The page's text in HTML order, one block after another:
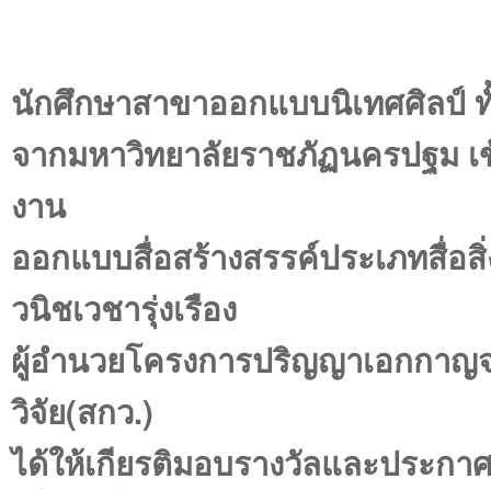
นักศึกษาสาขาออกแบบนิเทศศิลป์
จากมหาวิทยาลัยราชภัฏนครปฐม
งาน
ออกแบบสื่อสร้างสรรค์ประเภทสื่อ
วนิชเวชารุ่งเรือง
ผู้อำนวยโครงการปริญญาเอกกา
วิจัย(สกว.)
ได้ให้เกียรติมอบรางวัลและประก